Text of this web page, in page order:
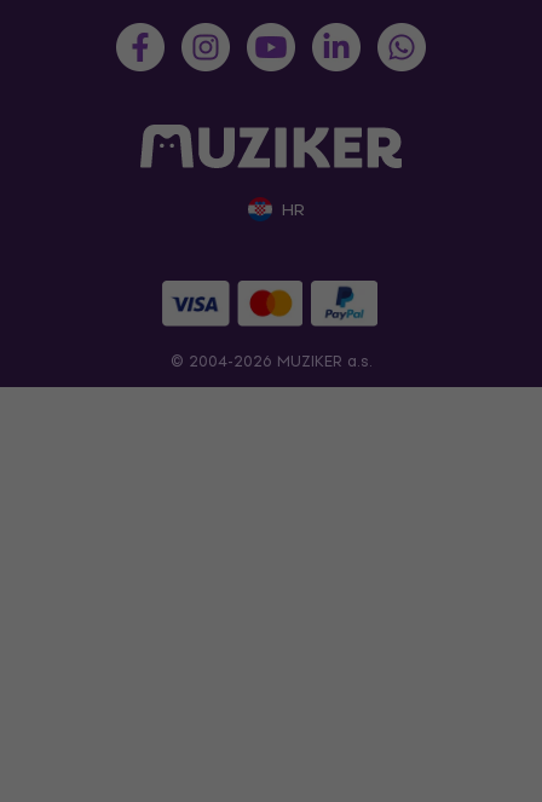
HR
© 2004-2026 MUZIKER a.s.